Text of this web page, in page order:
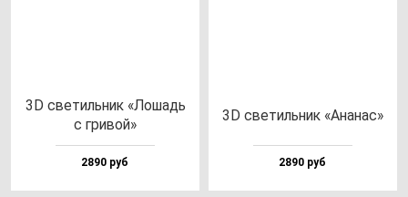
3D све­тиль­ник «Лошадь
с гри­вой»
2890 руб
3D све­тиль­ник «Ана­нас»
2890 руб